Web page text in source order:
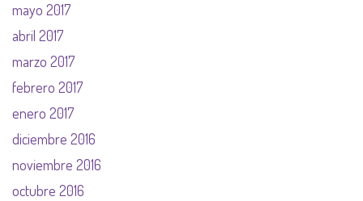
mayo 2017
abril 2017
marzo 2017
febrero 2017
enero 2017
diciembre 2016
noviembre 2016
octubre 2016